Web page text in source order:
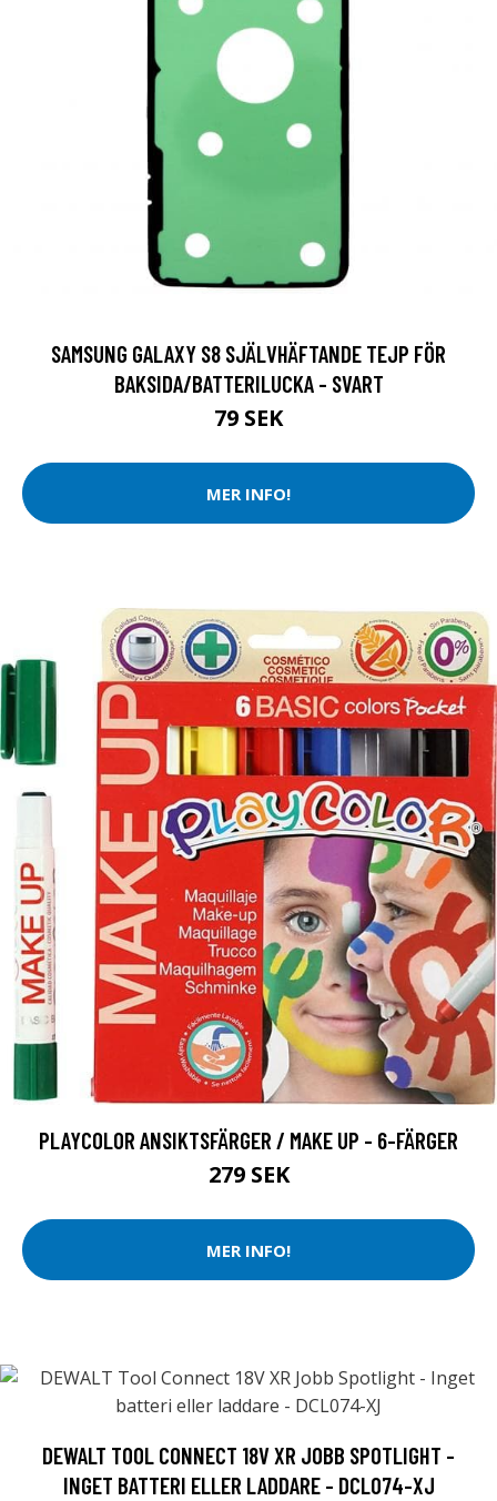
SAMSUNG GALAXY S8 SJÄLVHÄFTANDE TEJP FÖR
BAKSIDA/BATTERILUCKA - SVART
79 SEK
MER INFO!
PLAYCOLOR ANSIKTSFÄRGER / MAKE UP - 6-FÄRGER
279 SEK
MER INFO!
DEWALT TOOL CONNECT 18V XR JOBB SPOTLIGHT -
INGET BATTERI ELLER LADDARE - DCL074-XJ